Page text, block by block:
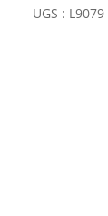
UGS : L9079